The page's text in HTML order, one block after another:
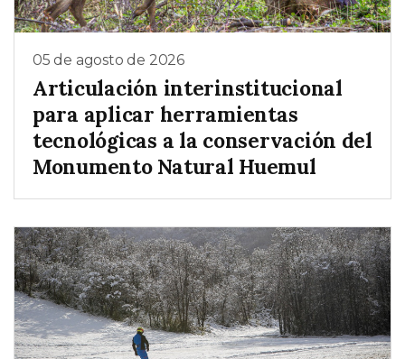
05 de agosto de 2026
Articulación interinstitucional
para aplicar herramientas
tecnológicas a la conservación del
Monumento Natural Huemul